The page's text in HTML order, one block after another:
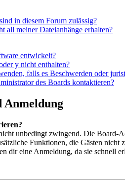
in diesem Forum zulässig?
all meiner Dateianhänge erhalten?
entwickelt?
y nicht enthalten?
falls es Beschwerden oder
des Boards kontaktieren?
Anmeldung
unbedingt zwingend. Die Board-
Funktionen, die Gästen nicht
dir eine Anmeldung, da sie schnell